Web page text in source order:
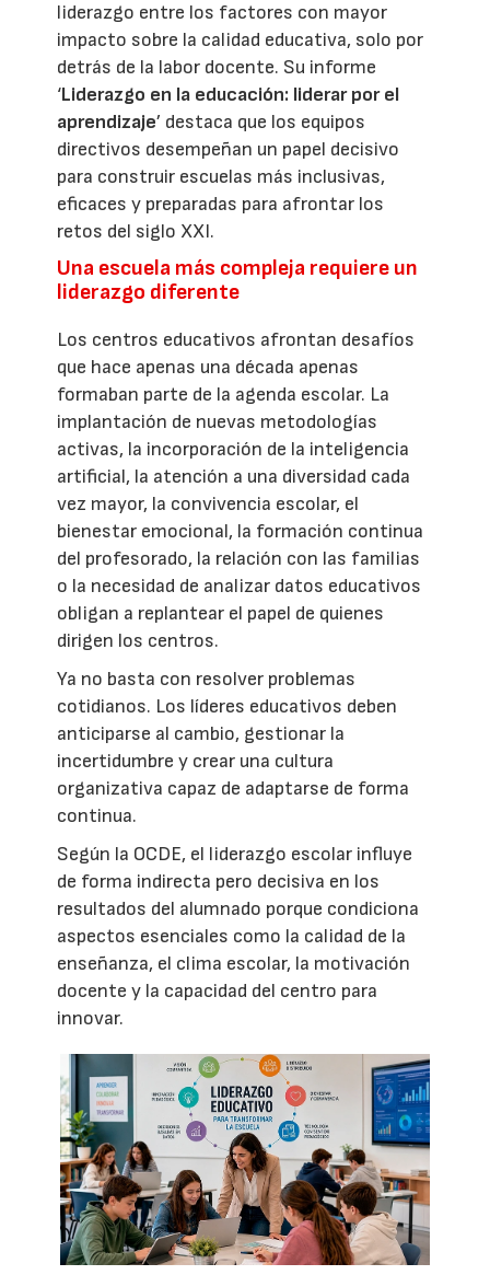
liderazgo entre los factores con mayor
impacto sobre la calidad educativa, solo por
detrás de la labor docente. Su informe
‘Liderazgo en la educación: liderar por el
aprendizaje’ destaca que los equipos
directivos desempeñan un papel decisivo
para construir escuelas más inclusivas,
eficaces y preparadas para afrontar los
retos del siglo XXI.
Una escuela más compleja requiere un
liderazgo diferente
Los centros educativos afrontan desafíos
que hace apenas una década apenas
formaban parte de la agenda escolar. La
implantación de nuevas metodologías
activas, la incorporación de la inteligencia
artificial, la atención a una diversidad cada
vez mayor, la convivencia escolar, el
bienestar emocional, la formación continua
del profesorado, la relación con las familias
o la necesidad de analizar datos educativos
obligan a replantear el papel de quienes
dirigen los centros.
Ya no basta con resolver problemas
cotidianos. Los líderes educativos deben
anticiparse al cambio, gestionar la
incertidumbre y crear una cultura
organizativa capaz de adaptarse de forma
continua.
Según la OCDE, el liderazgo escolar influye
de forma indirecta pero decisiva en los
resultados del alumnado porque condiciona
aspectos esenciales como la calidad de la
enseñanza, el clima escolar, la motivación
docente y la capacidad del centro para
innovar.